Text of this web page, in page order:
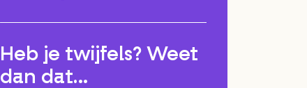
Heb je twijfels? Weet
dan dat…